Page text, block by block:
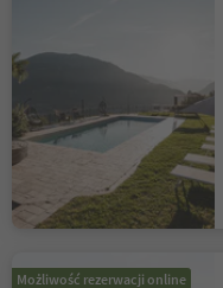
Możliwość rezerwacji online